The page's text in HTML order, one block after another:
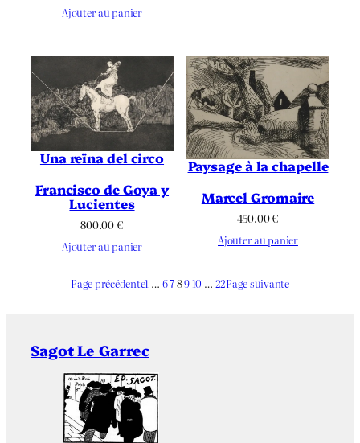
Ajouter au panier
Una reïna del circo
Francisco de Goya y
Lucientes
800.00€
Ajouter au panier
Paysage à la chapelle
Marcel Gromaire
450.00€
Ajouter au panier
Page précédente1 … 678910 … 22Page suivante
Sagot Le Garrec